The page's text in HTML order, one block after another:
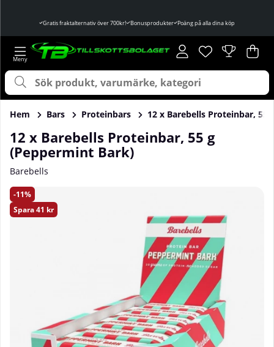
Gratis fraktalternativ över 700kr! Bonusprodukter Poäng på alla dina köp
Önskelista
Antal i
. .
Hem Bars Proteinbars 12 x Barebells Proteinbar, 55
12 x Barebells Proteinbar, 55 g
(Peppermint Bark)
Barebells
11
Spara41 kr
Produktbilder 12 x Barebells Proteinbar, 55 g (Peppermint